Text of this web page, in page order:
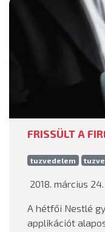
FRISSÜLT A
tuzvedelem
2018. március 24.
A hétfői Nestlé
applikációt